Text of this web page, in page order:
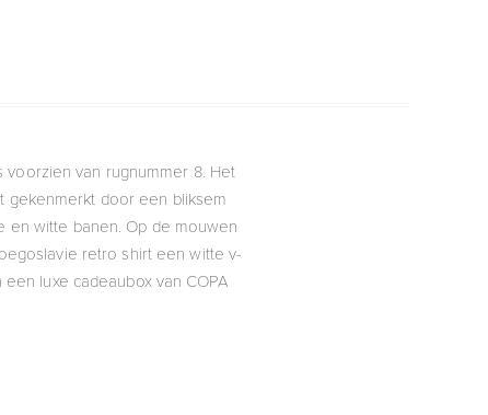
van rugnummer 8. Het
gekenmerkt door een bliksem
en witte banen. Op de mouwen
retro shirt een witte v-
luxe cadeaubox van COPA